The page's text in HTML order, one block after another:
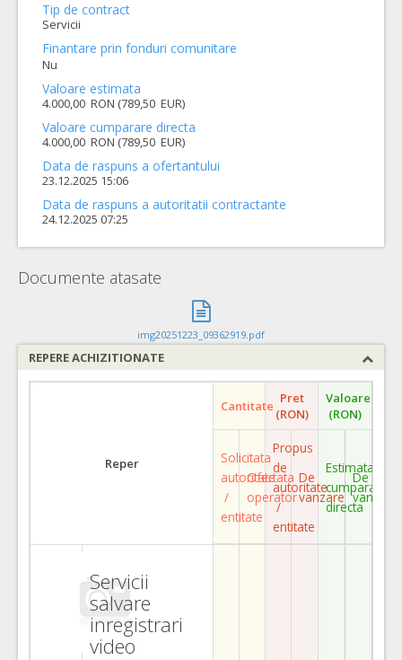
Tip de contract
Servicii
Finantare prin fonduri comunitare
Nu
Valoare estimata
4.000,00 RON (789,50 EUR)
Valoare cumparare directa
4.000,00 RON (789,50 EUR)
Data de raspuns a ofertantului
23.12.2025 15:06
Data de raspuns a autoritatii contractante
24.12.2025 07:25
Documente atasate
img20251223_09362919.pdf
REPERE ACHIZITIONATE
Reper
Cantitate Pret
(RON)
Valoare
(RON)
Solicitata
autoritate
/
entitate
Ofertata
operator
Propus
de
autoritate
/
entitate
De
vanzare
Estimata
cumparare
directa
De
vanzare
Servicii
salvare
inregistrari
video